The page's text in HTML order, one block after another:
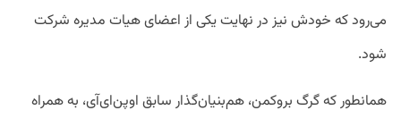
می‌رود که خودش نیز در نهایت یکی از اعضای هیات مدیره شرکت
شود.
همانطور که گرگ بروکمن،‌ هم‌بنیان‌گذار سابق اوپن‌ای‌آی، به همراه